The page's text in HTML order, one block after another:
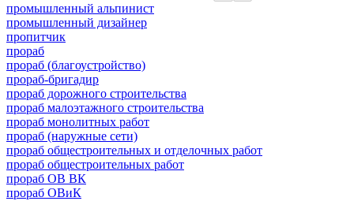
промышленный альпинист
промышленный дизайнер
пропитчик
прораб
прораб (благоустройство)
прораб-бригадир
прораб дорожного строительства
прораб малоэтажного строительства
прораб монолитных работ
прораб (наружные сети)
прораб общестроительных и отделочных работ
прораб общестроительных работ
прораб ОВ ВК
прораб ОВиК